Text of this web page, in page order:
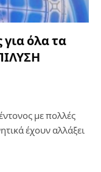
όλα τα
με πολλές
έχουν αλλάξει